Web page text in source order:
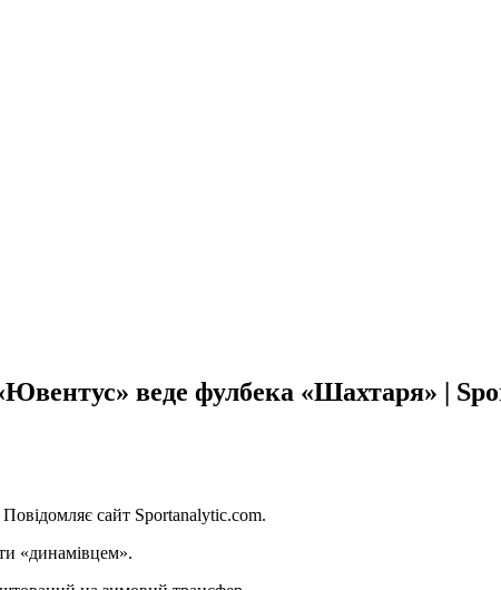
веде фулбека «Шахтаря» |
сайт Sportanalytic.com.
«динамівцем».